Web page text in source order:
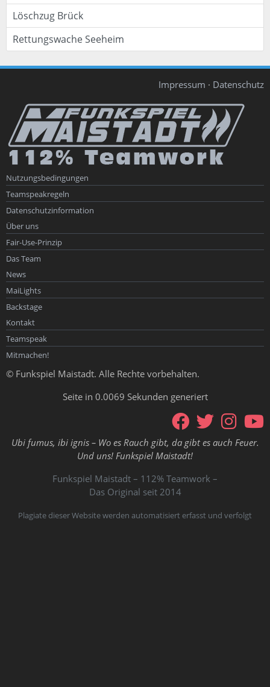
Löschzug Brück
Rettungswache Seeheim
Impressum · Datenschutz
Nutzungsbedingungen
Teamspeakregeln
Datenschutzinformation
Über uns
Fair-Use-Prinzip
Das Team
News
MaiLights
Backstage
Kontakt
Teamspeak
Mitmachen!
© Funkspiel Maistadt. Alle Rechte vorbehalten.
Seite in 0.0069 Sekunden generiert
Ubi fumus, ibi ignis – Wo es Rauch gibt, da gibt es auch Feuer.
Und uns! Funkspiel Maistadt!
Funkspiel Maistadt – 112% Teamwork –
Das Original seit 2014
Plagiate dieser Website werden automatisiert erfasst und verfolgt